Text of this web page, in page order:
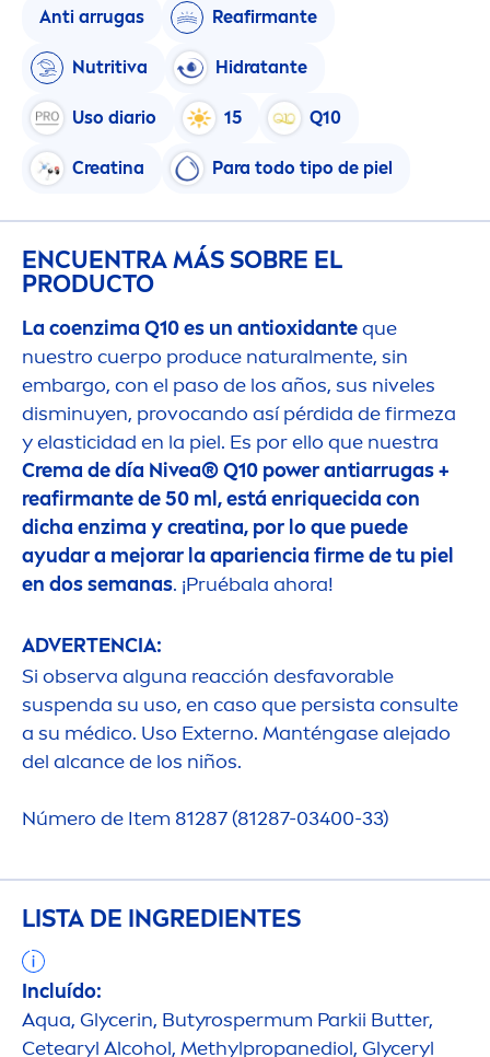
Anti arrugas Reafirmante
Nutritiva Hidratante
Uso diario 15 Q10
Creatina Para todo tipo de piel
ENCUENTRA MÁS SOBRE EL
PRODUCTO
La coenzima Q10 es un antioxidanteque
nuestro cuerpo produce naturalmente, sin
embargo, con el paso de los años, sus niveles
disminuyen, provocando así pérdida de firmeza
y elasticidad en la piel. Es por ello que nuestra
Crema de día Nivea® Q10 power antiarrugas +
reafirmante de 50 ml, está enriquecida con
dicha enzima y creatina, por lo que puede
ayudar a mejorar la apariencia firme de tu piel
en dos semanas. ¡Pruébala ahora!
ADVERTENCIA:
Si observa alguna reacción desfavorable
suspenda su uso, en caso que persista consulte
a su médico. Uso Externo. Manténgase alejado
del alcance de los niños.
Número de Item 81287 (81287-03400-33)
LISTA DE INGREDIENTES
Incluído:
Aqua, Glycerin, Butyrospermum Parkii Butter,
Cetearyl Alcohol, Methylpropanediol, Glyceryl